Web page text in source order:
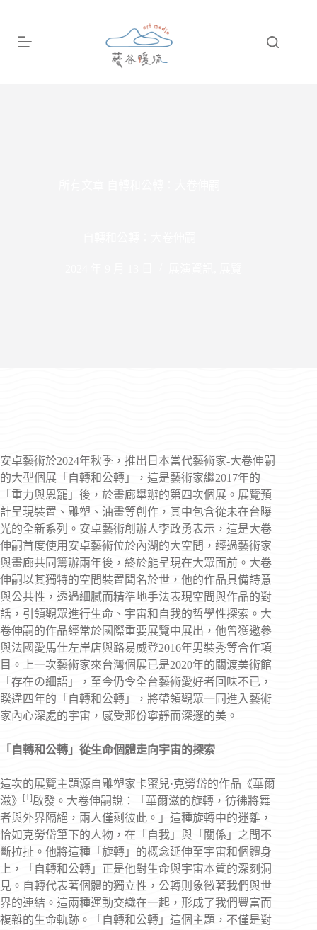
安卓藝術於2024年秋季，推出日本當代藝術家-大卷伸嗣
的大型個展「自轉和公轉」，這是藝術家繼2017年的
「重力與恩寵」後，於畫廊舉辦的第四次個展。展覽預
計呈現裝置、雕塑、油畫等創作，其中包含從未在台曝
光的全新系列。安卓藝術創辦人李政勇表示，這是大卷
伸嗣首度使用安卓藝術位於內湖的大空間，經過藝術家
與畫廊共同籌辦兩年後，終於能呈現在大眾面前。大卷
伸嗣以其獨特的空間裝置聞名於世，他的作品具備詩意
與公共性，透過細膩而精準地手法表現空間與作品的對
話，引領觀眾進行生命、宇宙和自我的哲學性探索。大
卷伸嗣的作品經常於國際重要展覽中展出，他曾獲邀參
與法國愛馬仕左岸店與路易威登2016年男裝秀等合作項
目。上一次藝術家來台灣個展已是2020年的關渡美術館
「存在の細語」，至今仍令全台藝術愛好者回味不已，
睽違四年的「自轉和公轉」，將帶領觀眾一同進入藝術
家內心深處的宇宙，感受那份寧靜而深邃的美。
「自轉和公轉」從生命個體走向宇宙的探索
這次的展覽主題源自雕塑家卡蜜兒·克勞岱的作品《華爾
滋》
[1] 啟發。大卷伸嗣說：「華爾滋的旋轉，彷彿將舞
者與外界隔絕，兩人僅剩彼此。」這種旋轉中的迷離，
恰如克勞岱筆下的人物，在「自我」與「關係」之間不
斷拉扯。他將這種「旋轉」的概念延伸至宇宙和個體身
上，「自轉和公轉」正是他對生命與宇宙本質的深刻洞
見。自轉代表著個體的獨立性，公轉則象徵著我們與世
界的連結。這兩種運動交織在一起，形成了我們豐富而
複雜的生命軌跡。「自轉和公轉」這個主題，不僅是對